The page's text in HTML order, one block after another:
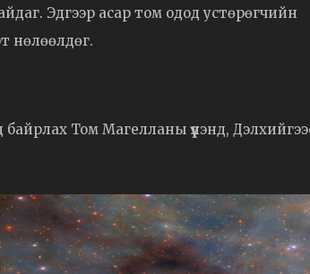
Эдгээр асар том одод устөрөгчийн
нөлөөлдөг.
Том Магелланы үүлэнд,